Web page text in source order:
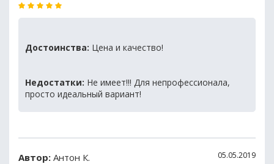
Достоинства: Цена и качество!
Недостатки: Не имеет!!! Для непрофессионала,
просто идеальный вариант!
Автор: Антон К. 05.05.2019